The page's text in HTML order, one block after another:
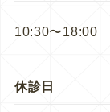
10:30〜18:00
休診日